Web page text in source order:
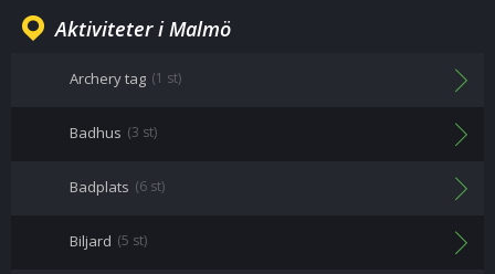
Aktiviteter i Malmö
Archery tag (1 st)
Badhus (3 st)
Badplats (6 st)
Biljard (5 st)